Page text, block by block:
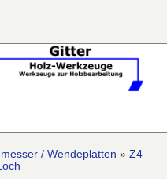
/ Wendeplatten » Z4